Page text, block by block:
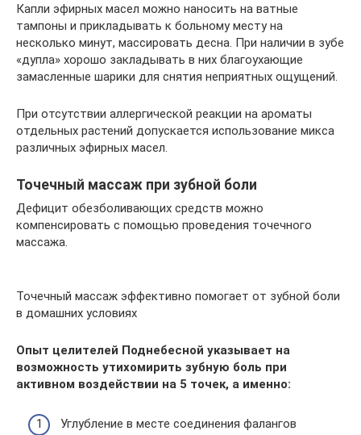
Капли эфирных масел можно наносить на ватные
тампоны и прикладывать к больному месту на
несколько минут, массировать десна. При наличии в зубе
«дупла» хорошо закладывать в них благоухающие
замасленные шарики для снятия неприятных ощущений.
При отсутствии аллергической реакции на ароматы
отдельных растений допускается использование микса
различных эфирных масел.
Точечный массаж при зубной боли
Дефицит обезболивающих средств можно
компенсировать с помощью проведения точечного
массажа.
Точечный массаж эффективно помогает от зубной боли
в домашних условиях
Опыт целителей Поднебесной указывает на
возможность утихомирить зубную боль при
активном воздействии на 5 точек, а именно:
Углубление в месте соединения фалангов